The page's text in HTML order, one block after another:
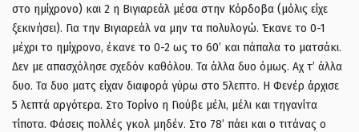
στο ημίχρονο) και 2 η Βιγιαρεάλ μέσα στην Κόρδοβα (μόλις είχε
ξεκινήσει). Για την Βιγιαρεάλ να μην τα πολυλογώ. Έκανε το 0-1
μέχρι το ημίχρονο, έκανε το 0-2 ως το 60’ και πάπαλα το ματσάκι.
Δεν με απασχόλησε σχεδόν καθόλου. Τα άλλα δυο όμως. Αχ τ’ άλλα
δυο. Τα δυο ματς είχαν διαφορά γύρω στο 5λεπτο. Η Φενέρ άρχισε
5 λεπτά αργότερα. Στο Τορίνο η Γιούβε μέλι, μέλι και τηγανίτα
τίποτα. Φάσεις πολλές γκολ μηδέν. Στο 78’ πάει και ο τιτάνας ο